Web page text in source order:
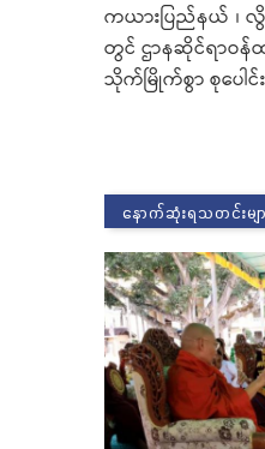
ကယားပြည်နယ် ၊
တွင် ဌာနဆိုင်ရာဝန်ထ
သိုက်မြိုက်စွာ စုပေါင်
နောက်ဆုံးရသတင်းမျာ